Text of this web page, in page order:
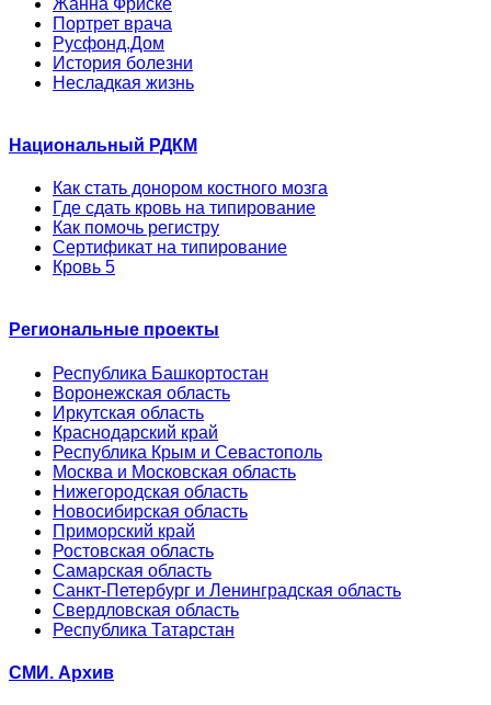
Портрет врача
Русфонд.Дом
История болезни
Несладкая жизнь
Национальный РДКМ
Как стать донором костного мозга
Где сдать кровь на типирование
Как помочь регистру
Сертификат на типирование
Кровь 5
Региональные проекты
Республика Башкортостан
Воронежская область
Иркутская область
Краснодарский край
Республика Крым и Севастополь
Москва и Московская область
Нижегородская область
Новосибирская область
Приморский край
Ростовская область
Самарская область
Санкт-Петербург и Ленинградская область
Свердловская область
Республика Татарстан
СМИ. Архив